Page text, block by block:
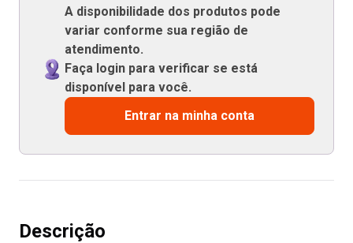
A disponibilidade dos produtos pode
variar conforme sua região de
atendimento.
Faça login para verificar se está
disponível para você.
Entrar na minha conta
Descrição